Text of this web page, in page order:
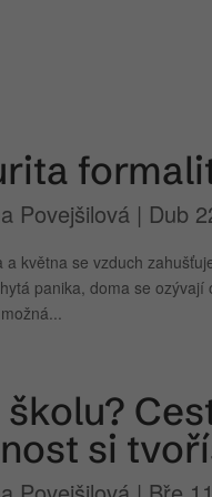
Povejšilová| Dub
a května se vzduch
panika, doma se
školu?
si